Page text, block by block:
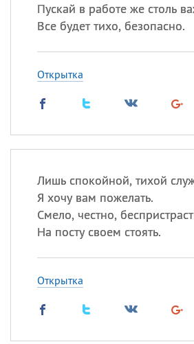
Пускай в работе же столь
Все будет тихо, безопасно.
Открытка
Лишь спокойной, тихой
Я хочу вам пожелать.
Смело, честно,
На посту своем стоять.
Открытка